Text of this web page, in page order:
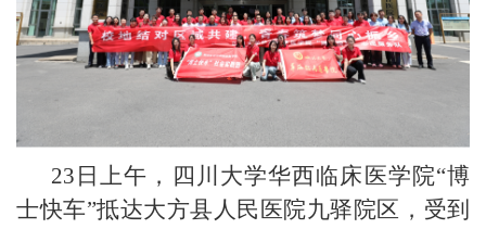
23 日上午， 四川大学华西临床医学院“博
士快车”抵达大方县人民医院九驿院区， 受到